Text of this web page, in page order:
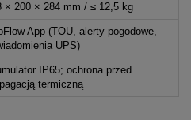
× 200 × 284 mm / ≤ 12,5 kg
App (TOU, alerty pogodowe,
UPS)
IP65; ochrona przed
termiczną